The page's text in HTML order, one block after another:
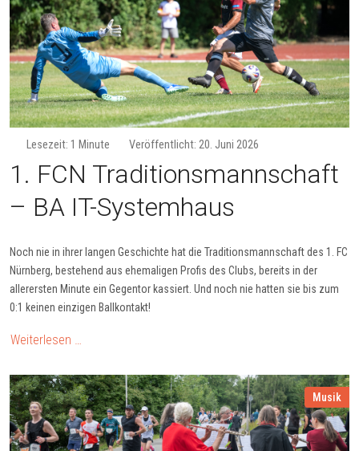
Lesezeit: 1 Minute Veröffentlicht: 20. Juni 2026
1. FCN Tra­di­tions­mann­schaft
– BA IT-Sys­tem­haus
Noch nie in ihrer langen Geschichte hat die Traditionsmannschaft des 1. FC
Nürnberg, bestehend aus ehemaligen Profis des Clubs, bereits in der
allerersten Minute ein Gegentor kassiert. Und noch nie hatten sie bis zum
0:1 keinen einzigen Ballkontakt!
Weiterlesen …
Musik